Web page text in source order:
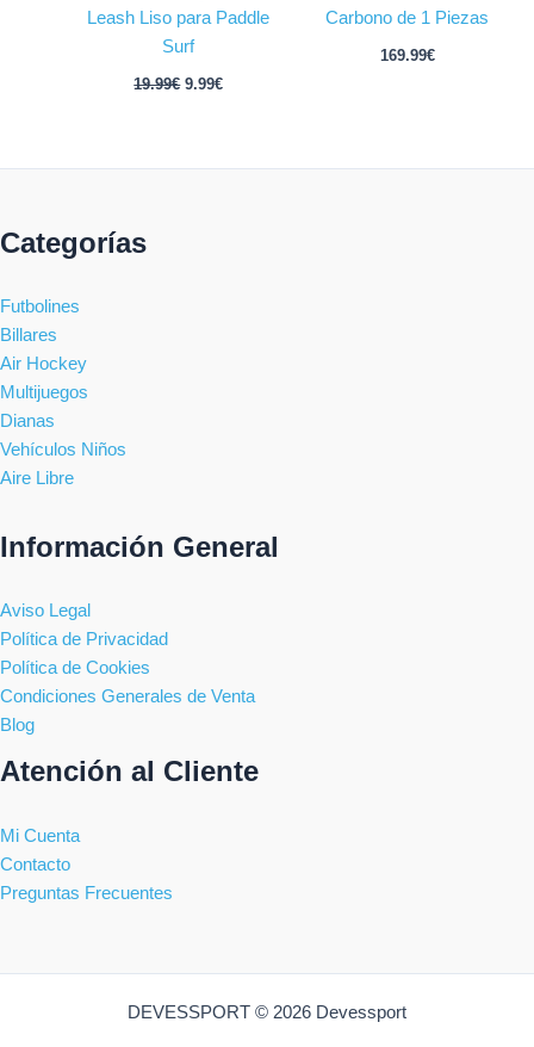
Leash Liso para Paddle
Surf
19.99€ 9.99€
Carbono de 1 Piezas
169.99€
Categorías
Futbolines
Billares
Air Hockey
Multijuegos
Dianas
Vehículos Niños
Aire Libre
Información General
Aviso Legal
Política de Privacidad
Política de Cookies
Condiciones Generales de Venta
Blog
Atención al Cliente
Mi Cuenta
Contacto
Preguntas Frecuentes
DEVESSPORT © 2026 Devessport